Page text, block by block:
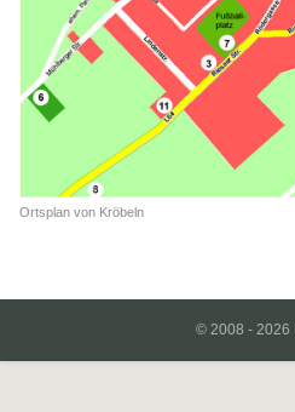
Ortsplan von Kröbeln
© 2008 - 2026